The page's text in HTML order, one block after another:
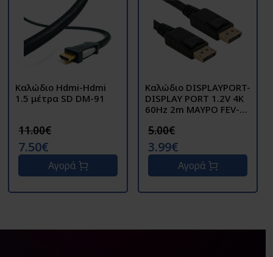
Καλώδιο Hdmi-Hdmi
1.5 μέτρα SD DM-91
11.00€
7.50€
Αγορά
Καλώδιο DISPLAYPORT-
DISPLAY PORT 1.2V 4K
60Hz 2m ΜΑΥΡΟ FEV-
5.00€
3.99€
Αγορά